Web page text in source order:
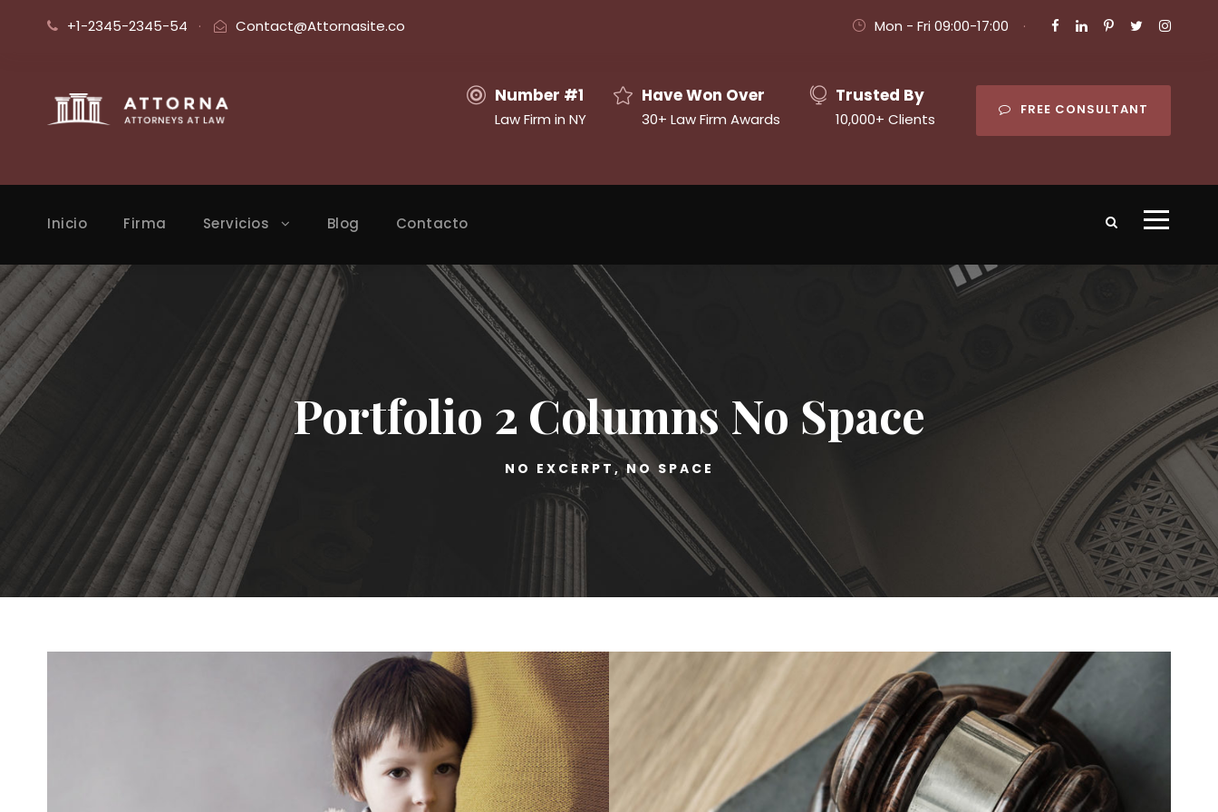
+1-2345-2345-54 · Contact@Attornasite.co Mon - Fri 09:00-17:00 ·
Number #1
Law Firm in NY
Have Won Over
30+ Law Firm Awards
Trusted By
10,000+ Clients
FREE CONSULTANT
Inicio Firma Servicios Blog Contacto
Portfolio 2 Columns No Space
NO EXCERPT, NO SPACE
Family Violence Giving Million Air Its Wings